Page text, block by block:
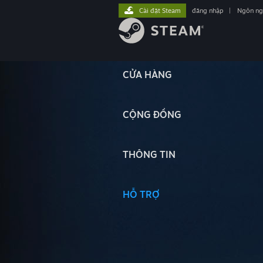
CỬA HÀNG
CỘNG ĐỒNG
THÔNG TIN
HỖ TRỢ
Cài đặt Steam đăng nhập Ngôn